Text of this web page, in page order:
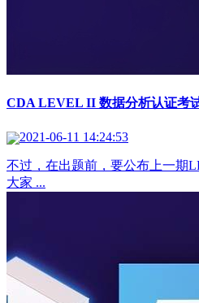
CDA LEVEL II 数据分析认证考
2021-06-11 14:24:53
不过，在出题前，要公布上一期
大家 ...